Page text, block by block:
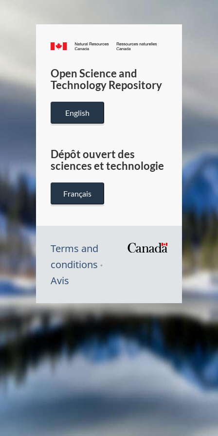
Canada.ca
/
Canada
Open Science and
Technology Repository
English
Dépôt ouvert des
sciences et technologie
Français
Terms and
conditions
Avis
Symbole
du
Canada